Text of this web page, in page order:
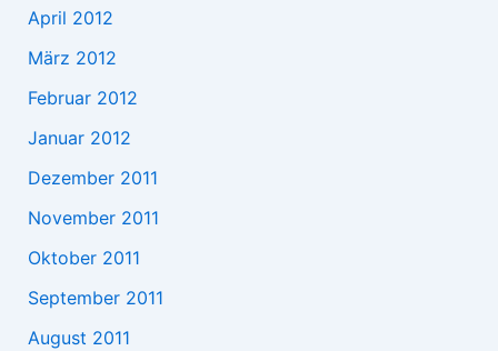
April 2012
März 2012
Februar 2012
Januar 2012
Dezember 2011
November 2011
Oktober 2011
September 2011
August 2011